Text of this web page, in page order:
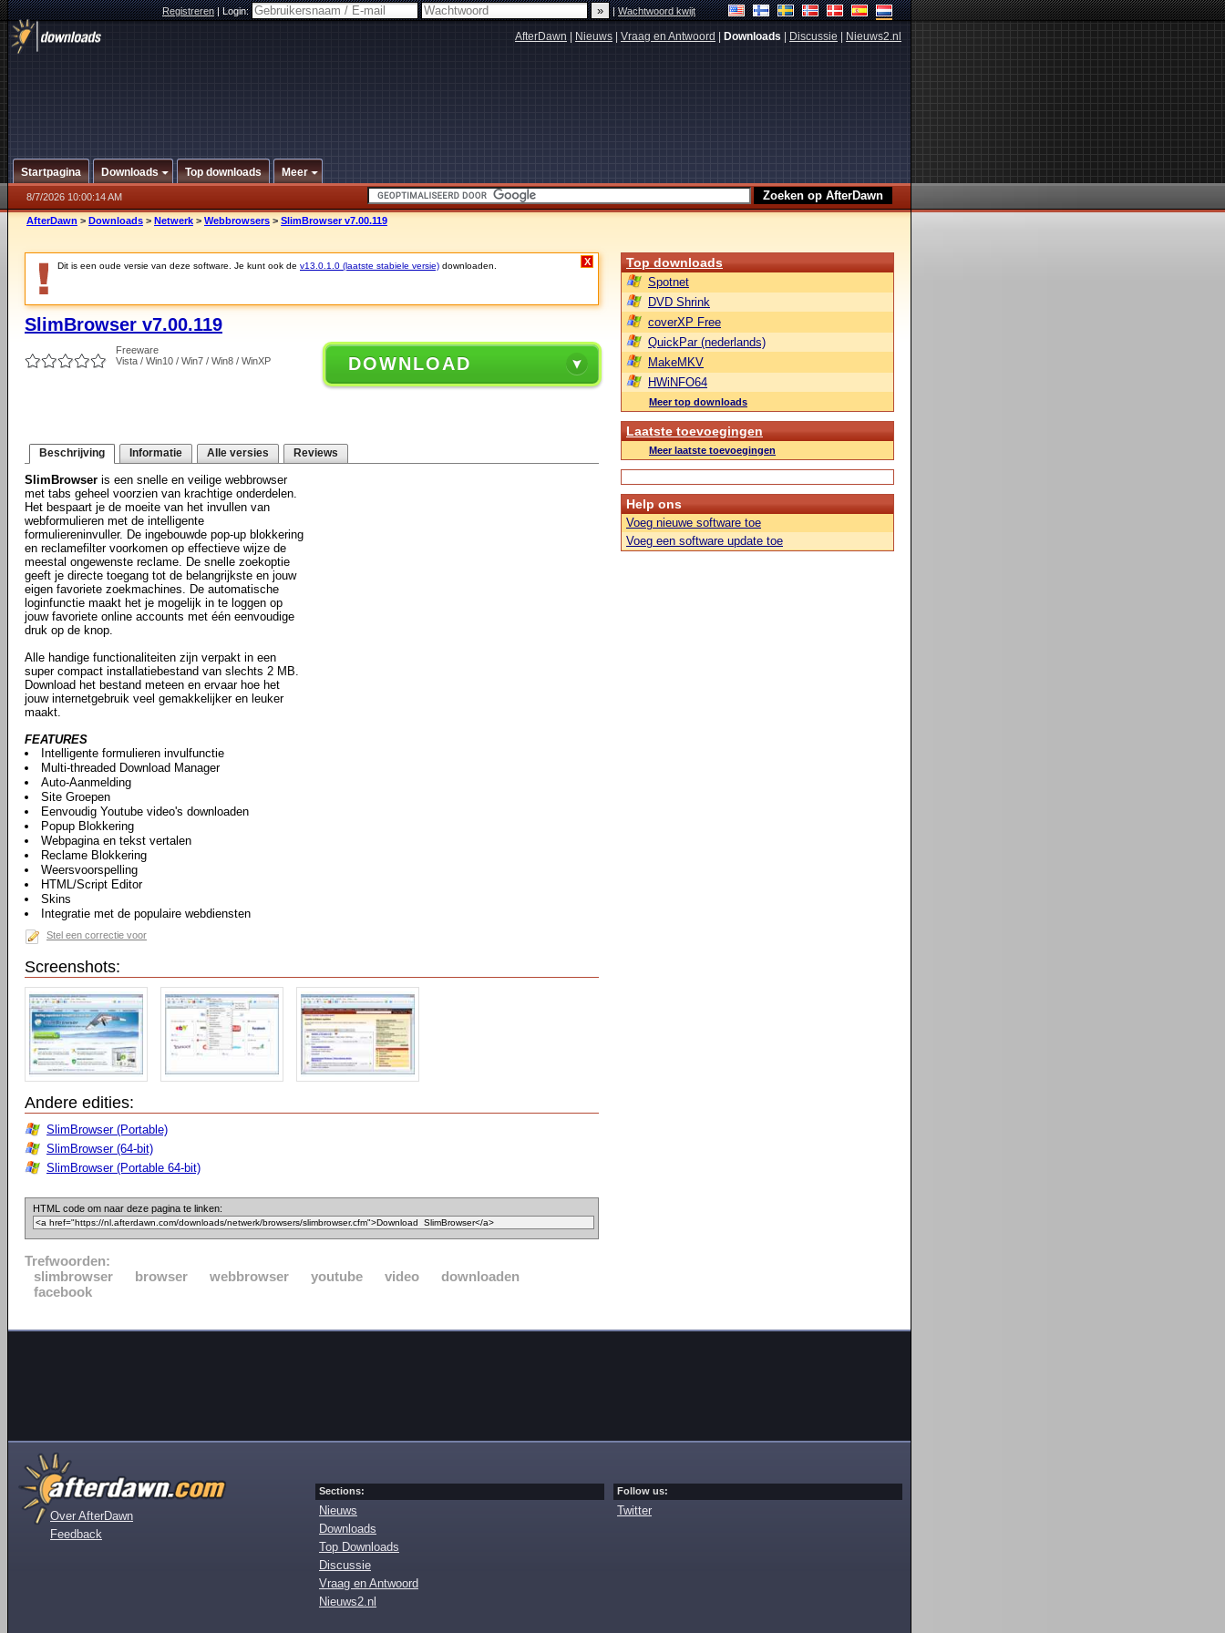
Registreren|Login: |Wachtwoord kwijt
AfterDawn Nieuws Vraag en Antwoord Downloads Discussie Nieuws2.nl
Startpagina Downloads Top downloads Meer
8/7/2026 10:00:14 AM
AfterDawn > Downloads > Netwerk > Webbrowsers > SlimBrowser v7.00.119
Dit is een oude versie van deze software. Je kunt ook de v13.0.1.0 (laatste stabiele versie) downloaden. X
SlimBrowser v7.00.119
Freeware
Vista / Win10 / Win7 / Win8 / WinXP
DOWNLOAD
Beschrijving Informatie Alle versies Reviews
SlimBrowser is een snelle en veilige webbrowser
met tabs geheel voorzien van krachtige onderdelen.
Het bespaart je de moeite van het invullen van
webformulieren met de intelligente
formuliereninvuller. De ingebouwde pop-up blokkering
en reclamefilter voorkomen op effectieve wijze de
meestal ongewenste reclame. De snelle zoekoptie
geeft je directe toegang tot de belangrijkste en jouw
eigen favoriete zoekmachines. De automatische
loginfunctie maakt het je mogelijk in te loggen op
jouw favoriete online accounts met één eenvoudige
druk op de knop.
Alle handige functionaliteiten zijn verpakt in een
super compact installatiebestand van slechts 2 MB.
Download het bestand meteen en ervaar hoe het
jouw internetgebruik veel gemakkelijker en leuker
maakt.
FEATURES
Intelligente formulieren invulfunctie
Multi-threaded Download Manager
Auto-Aanmelding
Site Groepen
Eenvoudig Youtube video's downloaden
Popup Blokkering
Webpagina en tekst vertalen
Reclame Blokkering
Weersvoorspelling
HTML/Script Editor
Skins
Integratie met de populaire webdiensten
Stel een correctie voor
Screenshots:
Andere edities:
SlimBrowser (Portable)
SlimBrowser (64-bit)
SlimBrowser (Portable 64-bit)
HTML code om naar deze pagina te linken:
Trefwoorden:
slimbrowser
browser webbrowser youtube video
downloaden
facebook
Top downloads
Spotnet
DVD Shrink
coverXP Free
QuickPar (nederlands)
MakeMKV
HWiNFO64
Meer top downloads
Laatste toevoegingen
Meer laatste toevoegingen
Help ons
Voeg nieuwe software toe
Voeg een software update toe
Over AfterDawn
Feedback
Sections:
Nieuws
Downloads
Top Downloads
Discussie
Vraag en Antwoord
Nieuws2.nl
Follow us:
Twitter